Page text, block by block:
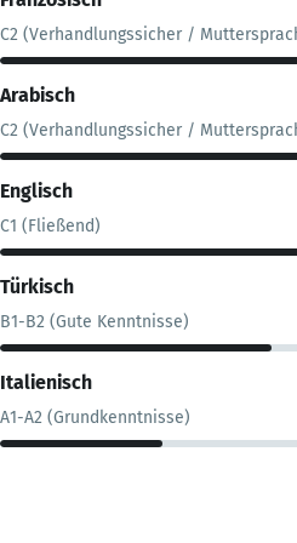
C2 (Verhandlungssicher /
Arabisch
C2 (Verhandlungssicher /
Englisch
C1 (Fließend)
Türkisch
B1-B2 (Gute Kenntnisse)
Italienisch
A1-A2 (Grundkenntnisse)